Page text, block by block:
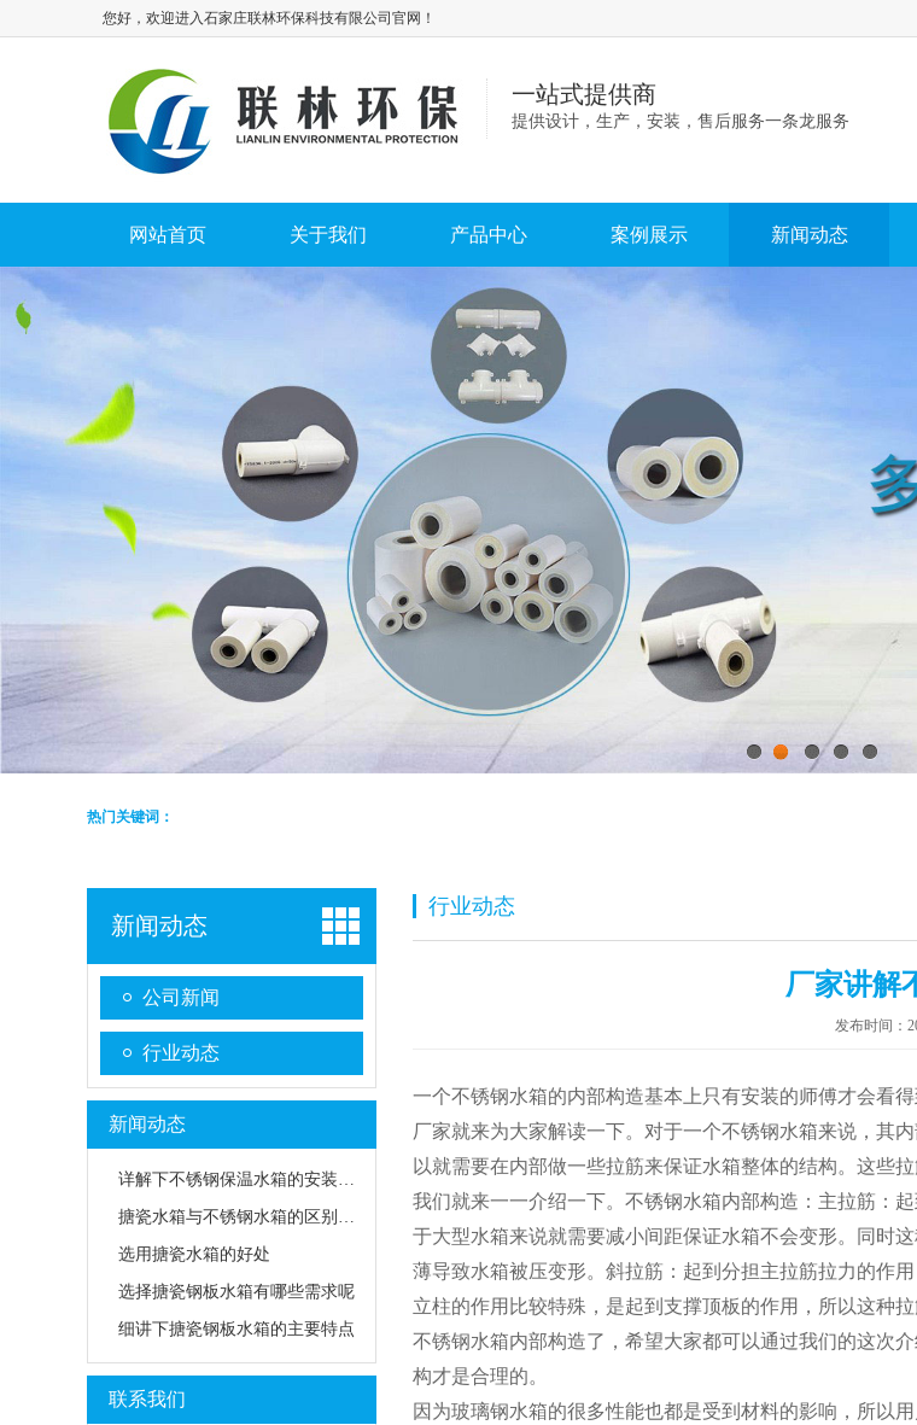
您好，欢迎进入石家庄联林环保科技有限公司官网！
一站式提供商
提供设计，生产，安装，售后服务一条龙服务
网站首页 关于我们 产品中心 案例展示 新闻动态
3
热门关键词：
新闻动态
公司新闻
行业动态
新闻动态
详解下不锈钢保温水箱的安装方法
搪瓷水箱与不锈钢水箱的区别是什么？
选用搪瓷水箱的好处
选择搪瓷钢板水箱有哪些需求呢
细讲下搪瓷钢板水箱的主要特点
联系我们
行业动态
厂家讲解
发布时间：
一个不锈钢水箱的内部构造基本上只有安装的师傅才会看
厂家就来为大家解读一下。对于一个不锈钢水箱来说，其
以就需要在内部做一些拉筋来保证水箱整体的结构。这些
我们就来一一介绍一下。不锈钢水箱内部构造：主拉筋：
于大型水箱来说就需要减小间距保证水箱不会变形。同时
薄导致水箱被压变形。斜拉筋：起到分担主拉筋拉力的作
立柱的作用比较特殊，是起到支撑顶板的作用，所以这种
不锈钢水箱内部构造了，希望大家都可以通过我们的这次
构才是合理的。
因为玻璃钢水箱的很多性能也都是受到材料的影响，所以